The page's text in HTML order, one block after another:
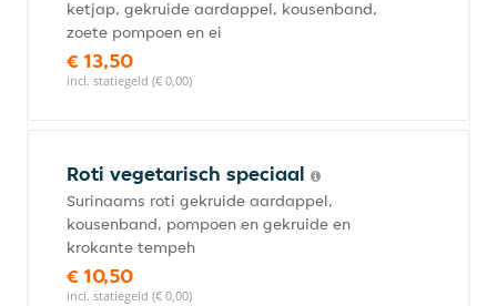
ketjap, gekruide aardappel, kousenband,
zoete pompoen en ei
€ 13,50
incl. statiegeld (€ 0,00)
Roti vegetarisch speciaal
Surinaams roti gekruide aardappel,
kousenband, pompoen en gekruide en
krokante tempeh
€ 10,50
incl. statiegeld (€ 0,00)